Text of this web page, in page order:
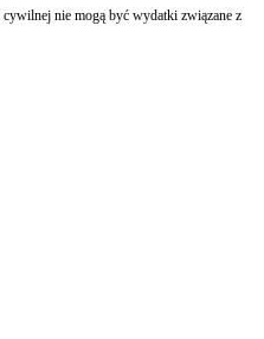
nie mogą być wydatki związane z